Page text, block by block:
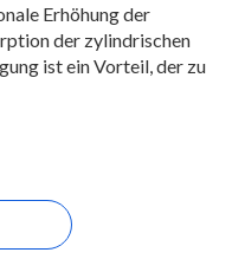
Erhöhung der
der zylindrischen
ist ein Vorteil, der zu